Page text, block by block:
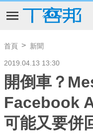
首頁 新聞
2019.04.13 13:30
開倒車？
Facebook
可能又要併